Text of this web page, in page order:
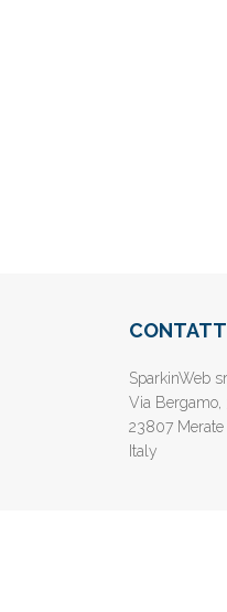
SparkinWeb
Via Bergamo,
23807 Merate
Italy